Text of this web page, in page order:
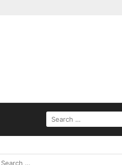
SEARCH
FOR: